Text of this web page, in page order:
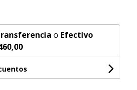
o Efectivo